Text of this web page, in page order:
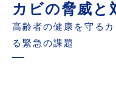
カビの脅威と
高齢者の健康を守る
る緊急の課題